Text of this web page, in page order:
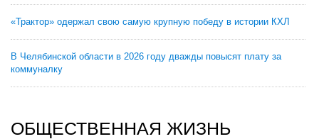
«Трактор» одержал свою самую крупную победу в истории КХЛ
В Челябинской области в 2026 году дважды повысят плату за
коммуналку
ОБЩЕСТВЕННАЯ ЖИЗНЬ